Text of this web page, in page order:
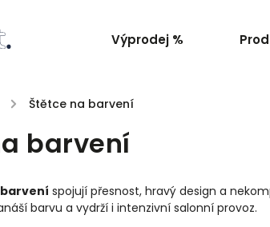
Výprodej %
/ Štětce na barvení
barvení
spojují přesnost, hravý design a
barvu a vydrží i intenzivní salonní provoz.